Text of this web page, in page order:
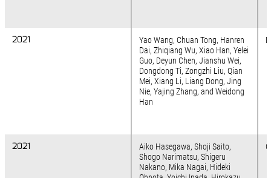
2021
2021
2021
Yao Wang, Chuan Tong, Hanren
Dai, Zhiqiang Wu, Xiao Han, Yelei
Guo, Deyun Chen, Jianshu Wei,
Dongdong Ti, Zongzhi Liu, Qian
Mei, Xiang Li, Liang Dong, Jing
Nie, Yajing Zhang, and Weidong
Han
2021
Aiko Hasegawa, Shoji Saito,
Shogo Narimatsu, Shigeru
Nakano, Mika Nagai, Hideki